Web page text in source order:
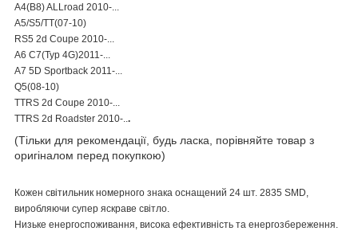
A4(B8) ALLroad 2010-...
A5/S5/TT(07-10)
RS5 2d Coupe 2010-...
A6 C7(Typ 4G)2011-...
A7 5D Sportback 2011-...
Q5(08-10)
TTRS 2d Coupe 2010-...
TTRS 2d Roadster 2010-.. .
(Тільки для рекомендації, будь ласка, порівняйте товар з
оригіналом перед покупкою)
Кожен світильник номерного знака оснащений 24 шт. 2835 SMD,
виробляючи супер яскраве світло.
Низьке енергоспоживання, висока ефективність та енергозбереження.